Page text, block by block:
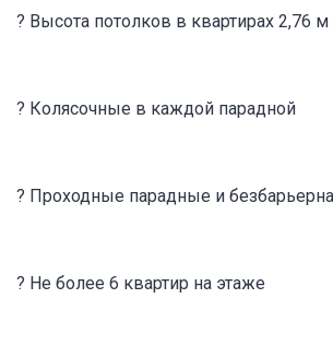
? Высота потолков в квартирах 2,76 м
? Колясочные в каждой парадной
? Проходные парадные и
? Не более 6 квартир на этаже